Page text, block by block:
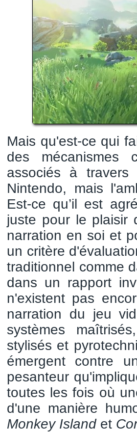
Mais qu'est-ce qui
des mécanismes
associés à
Nintendo, mais
Est-ce qu’il est
juste pour le plaisir
narration en soi et
un critère
traditionnel comme
dans un rapport
n'existent pas
narration du jeu
systèmes
stylisés et
émergent contre
pesanteur
toutes les fois où
d'une manière
Monkey Islandet